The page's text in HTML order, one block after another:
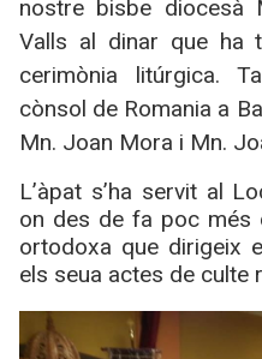
nostre bisbe diocesà
Valls al dinar que ha
cerimònia litúrgica.
cònsol de Romania a
Mn. Joan Mora i Mn.
L’àpat s’ha servit al
on des de fa poc més
ortodoxa que dirigeix
els seua actes de culte